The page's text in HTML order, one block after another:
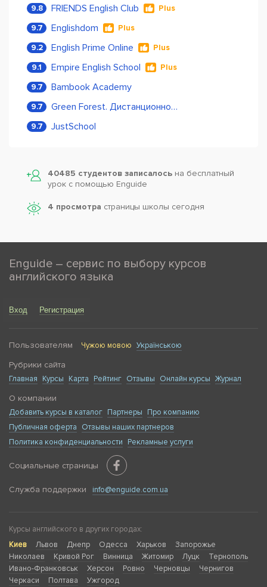
9.8 FRIENDS English Club Plus
9.7 Englishdom Plus
9.2 English Prime Online Plus
9.1 Empire English School Plus
9.7 Bambook Academy
9.7 Green Forest. Дистанционное обучение
9.7 JustSchool
40485 студентов записалось на бесплатный
урок с помощью Enguide
4 просмотра страницы школы сегодня
Enguide – сервис по выбору курсов
английского языка
Вход Регистрация
Пользователям Чужою мовою Українською
Рубрики сайта
Главная Курсы Карта Рейтинг Отзывы Онлайн курсы Журнал
О компании
Добавить курсы в каталог Партнеры
Про компанию
Публичная оферта
Отзывы наших партнеров
Политика конфиденциальности
Рекламные услуги
Социальные страницы
Служба поддержки info@enguide.com.ua
Курсы английского в других городах:
Киев
Львов Днепр Одесса Харьков
Запорожье
Николаев
Кривой Рог Винница Житомир Луцк
Тернополь
Ивано-Франковськ
Херсон Ровно Черновцы
Чернигов
Черкаси
Полтава Ужгород